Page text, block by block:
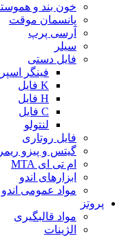
خون بند و
پانسمان موقت
آرسی پرپ
سیلر
فایل دستی
فینگر
K فایل
H فایل
C فایل
لنتولو
فایل روتاری
گیتس و پیزو ریمر
ام تی ای MTA
ابزارهای اندو
مواد عمومی اندو
پروتز
مواد قالبگیری
الژینات